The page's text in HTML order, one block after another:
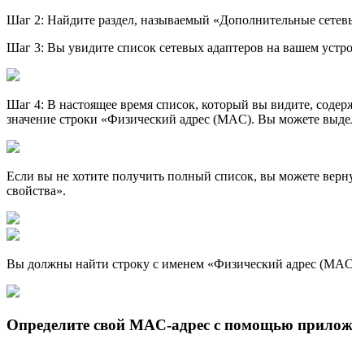
Шаг 2: Найдите раздел, называемый «Дополнительные
Шаг 3: Вы увидите список сетевых адаптеров на вашем
Шаг 4: В настоящее время список, который вы видите,
значение строки «Физический адрес (MAC). Вы можете
Если вы не хотите получить полный список, вы можете
свойства».
Вы должны найти строку с именем «Физический адрес
Определите свой MAC-адрес с помощью